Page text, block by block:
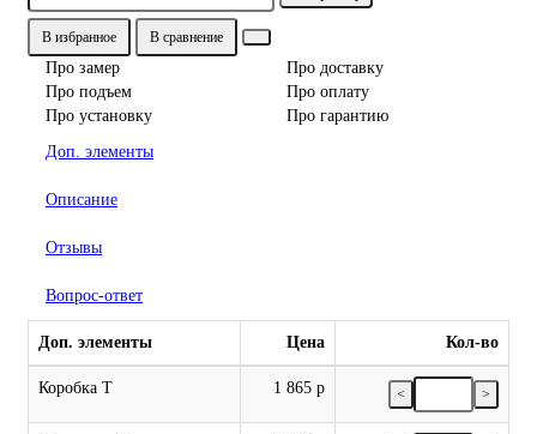
В избранное В сравнение
Про замер
Про доставку
Про подъем
Про оплату
Про установку
Про гарантию
Доп. элементы
Описание
Отзывы
Вопрос-ответ
Доп. элементы Цена Кол-во
Коробка Т 1 865 р < >